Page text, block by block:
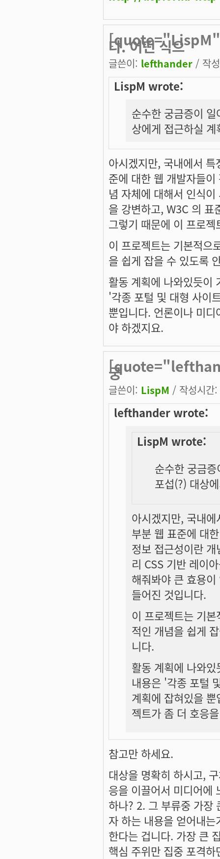
[quote="LispM"]
다. 어떤 식으
글쓴이: lefthander / 작
LispM wrote:
순수한 궁금증이
상에게 접근하실
아시겠지만, 국내에서
준에 대한 웹 개발자들
념 자체에 대해서 인식
을 강변하고, W3C 의 표
그렇기 때문에 이 프로
이 프로젝트는 기본적으
을 쉽게 잡을 수 있도록
활동 계획에 나와있듯이
'각종 포털 및 대형 사이
뿐입니다. 언론이나 미
야 하겠지요.
궁
글쓴이: LispM / 작성시
lefthander wrote:
LispM wrote:
순수한 궁금
포섭(?) 대상
아시겠지만, 국내
부분 웹 표준에 대
정보 접근성이란
리 CSS 기반 레이
해줘봐야 큰 효용
들어진 것입니다.
이 프로젝트는 기
적인 개념을 쉽게
니다.
활동 계획에 나와
내용은 '각종 포털
계획에 잡혀있을
젝트가 좀 더 호응
참고만 하세요.
대상을 명확히 하시고,
응을 이끌어서 미디어에
하나? 2. 그 부류중 가장
자 하는 내용을 얻어내
한다는 겁니다. 가장 큰
핵심 주위만 집중 포격